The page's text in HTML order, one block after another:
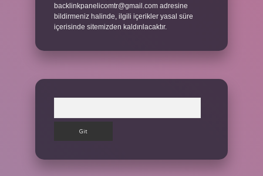
backlinkpanelicomtr@gmail.com adresine
bildirmeniz halinde, ilgili içerikler yasal süre
içerisinde sitemizden kaldırılacaktır.